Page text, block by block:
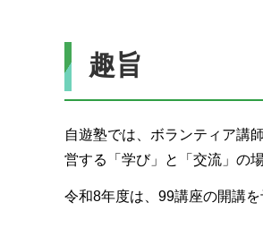
趣旨
自遊塾では、ボランティア講
営する「学び」と「交流」の場
令和8年度は、99講座の開講